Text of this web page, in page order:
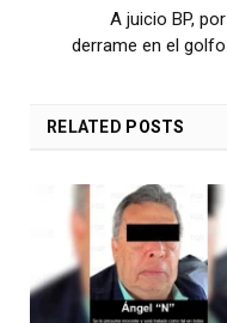
A juicio BP, por
derrame en el golfo
RELATED POSTS